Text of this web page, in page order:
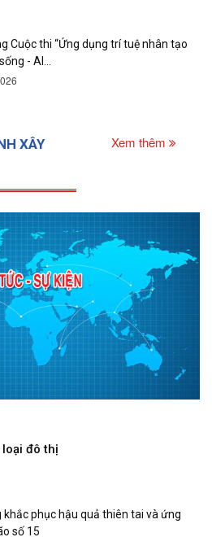
Cuộc thi “Ứng dụng trí tuệ nhân tạo
- AI...
XÂY
Xem thêm
loại đô thị
khắc phục hậu quả thiên tai và ứng
số 15